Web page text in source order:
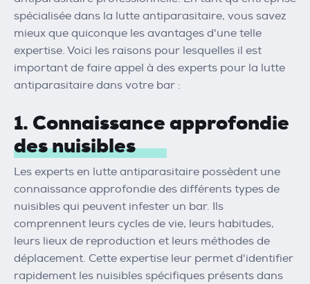
spécialisée dans la lutte antiparasitaire, vous savez
mieux que quiconque les avantages d'une telle
expertise. Voici les raisons pour lesquelles il est
important de faire appel à des experts pour la lutte
antiparasitaire dans votre bar :
1. Connaissance approfondie
des nuisibles
Les experts en lutte antiparasitaire possèdent une
connaissance approfondie des différents types de
nuisibles qui peuvent infester un bar. Ils
comprennent leurs cycles de vie, leurs habitudes,
leurs lieux de reproduction et leurs méthodes de
déplacement. Cette expertise leur permet d'identifier
rapidement les nuisibles spécifiques présents dans